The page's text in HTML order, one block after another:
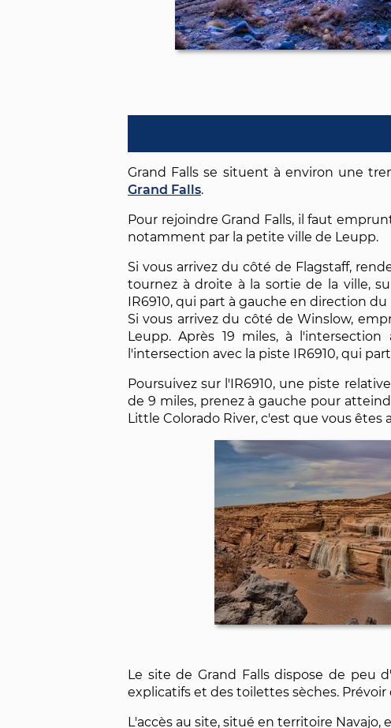
Grand Falls se situent à environ une
Grand Falls.
Pour rejoindre Grand Falls, il faut
notamment par la petite ville de Leupp.
Si vous arrivez du côté de Flagstaff,
tournez à droite à la sortie de la ville,
IR6910, qui part à gauche en direction du
Si vous arrivez du côté de Winslow,
Leupp. Après 19 miles, à
l'intersection avec la piste IR6910, qui
Poursuivez sur l'IR6910, une piste
de 9 miles, prenez à gauche pour
Little Colorado River, c'est que vous êtes
Le site de Grand Falls dispose de peu
explicatifs et des toilettes sèches.
L'accès au site, situé en territoire